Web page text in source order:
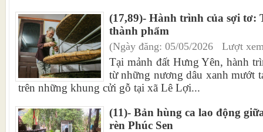
(17,89)- Hành trình của sợi tơ:
thành phẩm
(Ngày đăng: 05/05/2026 Lượt
Tại mảnh đất Hưng Yên, hành
từ những nương dâu xanh mướt
trên những khung cửi gỗ tại xã Lê Lợi...
(11)- Bản hùng ca lao động
rèn Phúc Sen